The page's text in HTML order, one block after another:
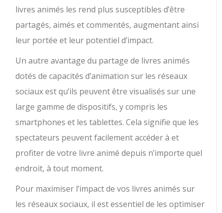
livres animés les rend plus susceptibles d’être
partagés, aimés et commentés, augmentant ainsi
leur portée et leur potentiel d’impact.
Un autre avantage du partage de livres animés
dotés de capacités d’animation sur les réseaux
sociaux est qu’ils peuvent être visualisés sur une
large gamme de dispositifs, y compris les
smartphones et les tablettes. Cela signifie que les
spectateurs peuvent facilement accéder à et
profiter de votre livre animé depuis n’importe quel
endroit, à tout moment.
Pour maximiser l’impact de vos livres animés sur
les réseaux sociaux, il est essentiel de les optimiser